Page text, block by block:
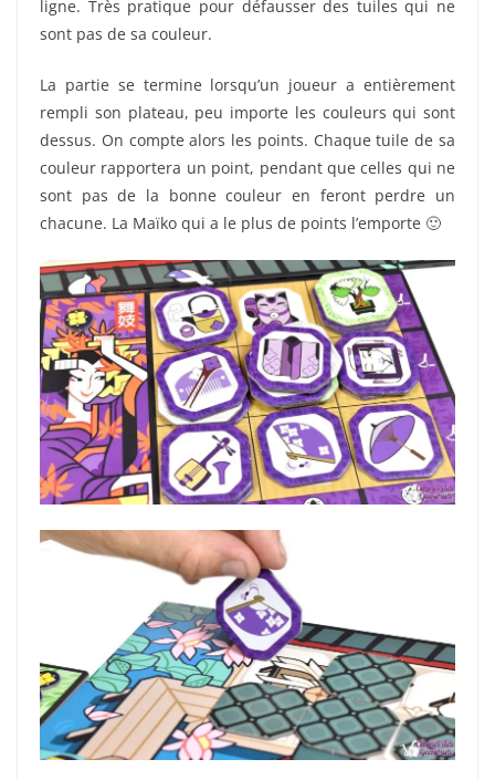
ligne. Très pratique pour défausser des tuiles qui ne
sont pas de sa couleur.
La partie se termine lorsqu’un joueur a entièrement
rempli son plateau, peu importe les couleurs qui sont
dessus. On compte alors les points. Chaque tuile de sa
couleur rapportera un point, pendant que celles qui ne
sont pas de la bonne couleur en feront perdre un
chacune. La Maïko qui a le plus de points l’emporte 🙂